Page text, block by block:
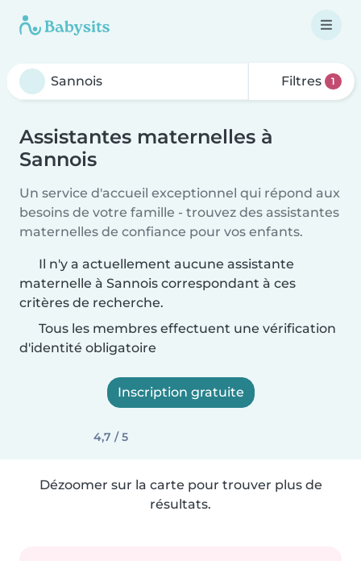
Filtres 1
Assistantes maternelles à
Sannois
Un service d'accueil exceptionnel qui répond aux
besoins de votre famille - trouvez des assistantes
maternelles de confiance pour vos enfants.
Il n'y a actuellement aucune assistante
maternelle à Sannois correspondant à ces
critères de recherche.
Tous les membres effectuent une vérification
d'identité obligatoire
Inscription gratuite
4,7 / 5
Dézoomer sur la carte pour trouver plus de
résultats.